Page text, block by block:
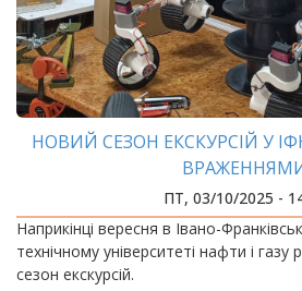
НОВИЙ СЕЗОН ЕКСКУРСІЙ У
ПТ, 03/10/2025 -
Наприкінці вересня в Івано-
технічному університеті нафти і
сезон екскурсій.